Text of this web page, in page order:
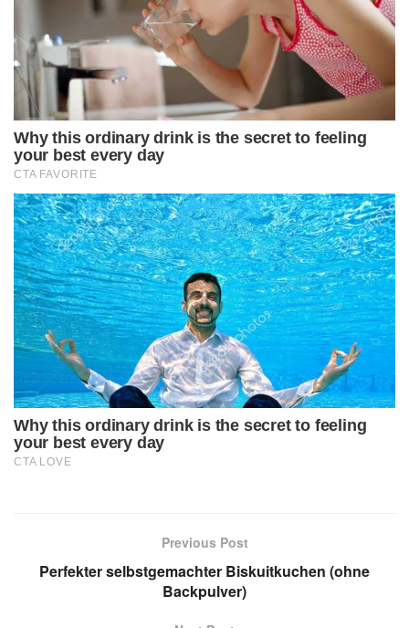
Previous Post
Perfekter selbstgemachter Biskuitkuchen (ohne
Backpulver)